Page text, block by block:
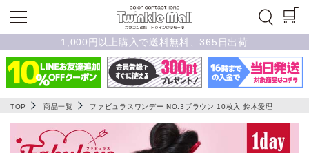
1,000円以上購入で送料無料、365日出荷
TOP 商品一覧 ファビュラスワンデー NO.3ブラウン 10枚入 鈴木愛理